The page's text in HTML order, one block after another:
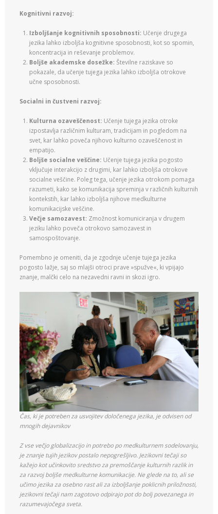
Kognitivni razvoj:
Izboljšanje kognitivnih sposobnosti: Učenje drugega
jezika lahko izboljša kognitivne sposobnosti, kot so spomin,
koncentracija in reševanje problemov.
Boljše akademske dosežke: Številne raziskave so
pokazale, da učenje tujega jezika lahko izboljša otrokove
učne sposobnosti.
Socialni in čustveni razvoj:
Kulturna ozaveščenost: Učenje tujega jezika otroke
izpostavlja različnim kulturam, tradicijam in pogledom na
svet, kar lahko poveča njihovo kulturno ozaveščenost in
empatijo.
Boljše socialne veščine: Učenje tujega jezika pogosto
vključuje interakcijo z drugimi, kar lahko izboljša otrokove
socialne veščine. Poleg tega, učenje jezika otrokom pomaga
razumeti, kako se komunikacija spreminja v različnih kulturnih
kontekstih, kar lahko izboljša njihove medkulturne
komunikacijske veščine.
Večje samozavest: Zmožnost komuniciranja v drugem
jeziku lahko poveča otrokovo samozavest in
samospoštovanje.
Pomembno je omeniti, da je zgodnje učenje tujega jezika
pogosto lažje, saj so mlajši otroci prave »spužve«, ki vpijajo
znanje, malčki celo na nezavedni ravni in skozi igro.
Čas, ki je potreben za usvojitev določenega jezika, je odvisen od
mnogih dejavnikov
Z vse večjo globalizacijo in potrebo po medkulturnem sodelovanju,
je znanje tujih jezikov postalo nepogrešljivo. Jezikovni tečaji so
kažejo kot učinkovito sredstvo za premoščanje kulturnih razlik in
za razvoj boljše medkulturne komunikacije. Ne glede na to, ali se
učimo jezika za osebno rast ali za izboljšanje poklicnih priložnosti,
jezikovni tečaji nam zagotovo odpirajo pot do bolj povezanega in
razumevajočega sveta.